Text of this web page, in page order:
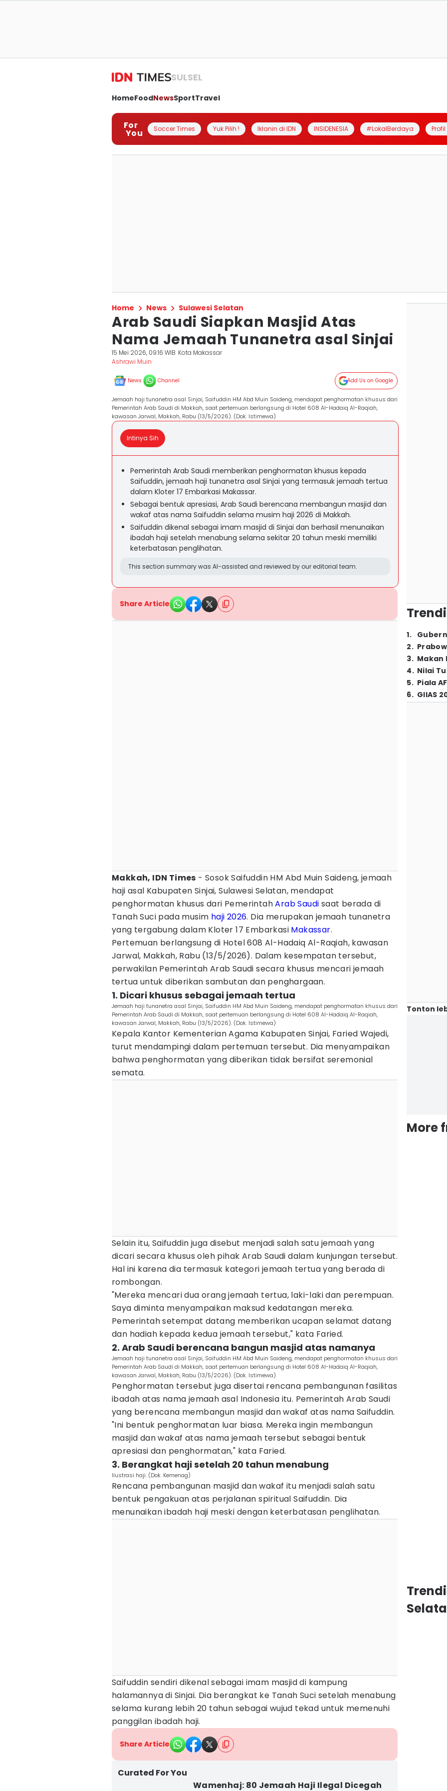
SULSEL
HomeFoodNewsSportTravel
For
You Soccer Times Yuk Pilih ! Iklanin di IDN INSIDENESIA #LokalBerdaya
Home News Sulawesi Selatan
Arab Saudi Siapkan Masjid Atas
Nama Jemaah Tunanetra asal Sinjai
15 Mei 2026, 09:16 WIB Kota Makassar
Ashrawi Muin
News Channel Add Us on Google
Jemaah haji tunanetra asal Sinjai, Saifuddin HM Abd Muin Saideng, mendapat penghormatan khusus dari
Pemerintah Arab Saudi di Makkah, saat pertemuan berlangsung di Hotel 608 Al-Hadaiq Al-Raqiah,
kawasan Jarwal, Makkah, Rabu (13/5/2026). (Dok. Istimewa)
Intinya Sih
Pemerintah Arab Saudi memberikan penghormatan khusus kepada
Saifuddin, jemaah haji tunanetra asal Sinjai yang termasuk jemaah tertua
dalam Kloter 17 Embarkasi Makassar.
Sebagai bentuk apresiasi, Arab Saudi berencana membangun masjid dan
wakaf atas nama Saifuddin selama musim haji 2026 di Makkah.
Saifuddin dikenal sebagai imam masjid di Sinjai dan berhasil menunaikan
ibadah haji setelah menabung selama sekitar 20 tahun meski memiliki
keterbatasan penglihatan.
This section summary was AI-assisted and reviewed by our editorial team.
Share Article
Makkah, IDN Times - Sosok Saifuddin HM Abd Muin Saideng, jemaah
haji asal Kabupaten Sinjai, Sulawesi Selatan, mendapat
penghormatan khusus dari PemerintahArab Saudi saat berada di
Tanah Suci pada musim haji 2026. Dia merupakan jemaah tunanetra
yang tergabung dalam Kloter 17 Embarkasi Makassar.
Pertemuan berlangsung di Hotel 608 Al-Hadaiq Al-Raqiah, kawasan
Jarwal, Makkah, Rabu (13/5/2026). Dalam kesempatan tersebut,
perwakilan Pemerintah Arab Saudi secara khusus mencari jemaah
tertua untuk diberikan sambutan dan penghargaan.
1. Dicari khusus sebagai jemaah tertua
Jemaah haji tunanetra asal Sinjai, Saifuddin HM Abd Muin Saideng, mendapat penghormatan khusus dari
Pemerintah Arab Saudi di Makkah, saat pertemuan berlangsung di Hotel 608 Al-Hadaiq Al-Raqiah,
kawasan Jarwal, Makkah, Rabu (13/5/2026). (Dok. Istimewa)
Kepala Kantor Kementerian Agama Kabupaten Sinjai, Faried Wajedi,
turut mendampingi dalam pertemuan tersebut. Dia menyampaikan
bahwa penghormatan yang diberikan tidak bersifat seremonial
semata.
Selain itu, Saifuddin juga disebut menjadi salah satu jemaah yang
dicari secara khusus oleh pihak Arab Saudi dalam kunjungan tersebut.
Hal ini karena dia termasuk kategori jemaah tertua yang berada di
rombongan.
"Mereka mencari dua orang jemaah tertua, laki-laki dan perempuan.
Saya diminta menyampaikan maksud kedatangan mereka.
Pemerintah setempat datang memberikan ucapan selamat datang
dan hadiah kepada kedua jemaah tersebut," kata Faried.
2. Arab Saudi berencana bangun masjid atas namanya
Jemaah haji tunanetra asal Sinjai, Saifuddin HM Abd Muin Saideng, mendapat penghormatan khusus dari
Pemerintah Arab Saudi di Makkah, saat pertemuan berlangsung di Hotel 608 Al-Hadaiq Al-Raqiah,
kawasan Jarwal, Makkah, Rabu (13/5/2026). (Dok. Istimewa)
Penghormatan tersebut juga disertai rencana pembangunan fasilitas
ibadah atas nama jemaah asal Indonesia itu. Pemerintah Arab Saudi
yang berencana membangun masjid dan wakaf atas nama Saifuddin.
"Ini bentuk penghormatan luar biasa. Mereka ingin membangun
masjid dan wakaf atas nama jemaah tersebut sebagai bentuk
apresiasi dan penghormatan," kata Faried.
3. Berangkat haji setelah 20 tahun menabung
Ilustrasi haji. (Dok. Kemenag)
Rencana pembangunan masjid dan wakaf itu menjadi salah satu
bentuk pengakuan atas perjalanan spiritual Saifuddin. Dia
menunaikan ibadah haji meski dengan keterbatasan penglihatan.
Saifuddin sendiri dikenal sebagai imam masjid di kampung
halamannya di Sinjai. Dia berangkat ke Tanah Suci setelah menabung
selama kurang lebih 20 tahun sebagai wujud tekad untuk memenuhi
panggilan ibadah haji.
Share Article
Curated For You
Wamenhaj: 80 Jemaah Haji Ilegal Dicegah
1.
2.
3. Makan
4. Nilai
5. Piala
6. GIIAS
Tonton
More